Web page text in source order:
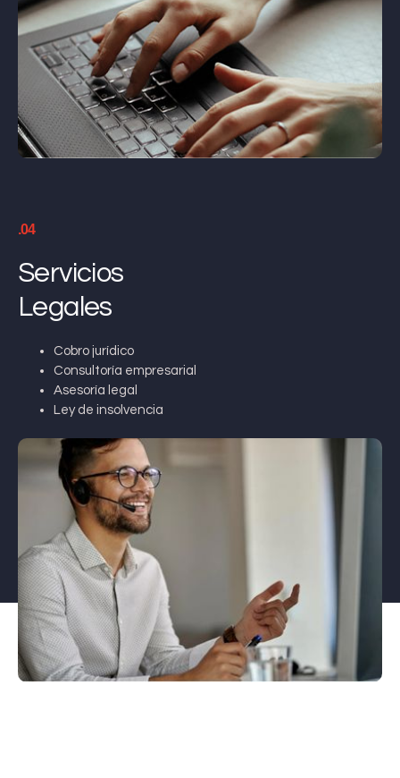
.04
Servicios
Legales
Cobro jurídico
Consultoría empresarial
Asesoría legal
Ley de insolvencia